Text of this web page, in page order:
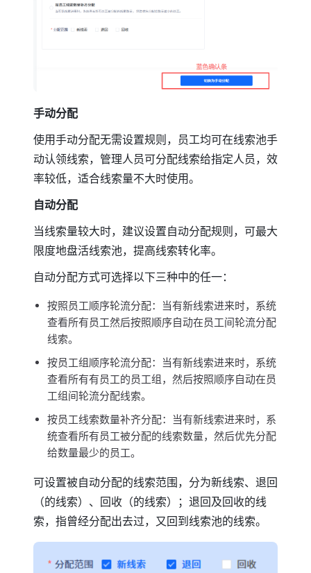
手动分配
使用手动分配无需设置规则，员工均可在线索池手
动认领线索，管理人员可分配线索给指定人员，效
率较低，适合线索量不大时使用。
自动分配
当线索量较大时，建议设置自动分配规则，可最大
限度地盘活线索池，提高线索转化率。
自动分配方式可选择以下三种中的任一：
按照员工顺序轮流分配：当有新线索进来时，系统
查看所有员工然后按照顺序自动在员工间轮流分配
线索。
按员工组顺序轮流分配：当有新线索进来时，系统
查看所有有员工的员工组，然后按照顺序自动在员
工组间轮流分配线索。
按员工线索数量补齐分配：当有新线索进来时，系
统查看所有员工被分配的线索数量，然后优先分配
给数量最少的员工。
可设置被自动分配的线索范围，分为新线索、退回
（的线索）、回收（的线索）；退回及回收的线
索，指曾经分配出去过，又回到线索池的线索。